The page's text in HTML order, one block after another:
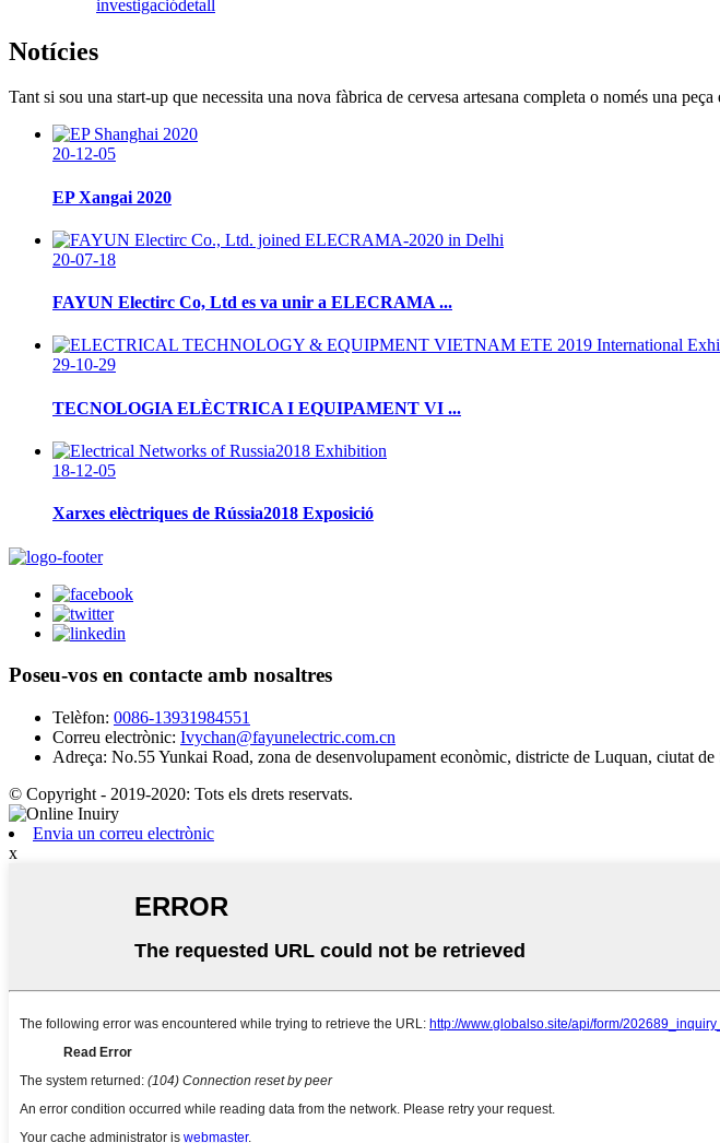
investigaciódetall
Notícies
Tant si sou una start-up que necessita una nova fàbrica de cervesa artesana completa o només una
20-12-05
EP Xangai 2020
20-07-18
FAYUN Electirc Co, Ltd es va unir a ELECRAMA ...
29-10-29
TECNOLOGIA ELÈCTRICA I EQUIPAMENT VI ...
18-12-05
Xarxes elèctriques de Rússia2018 Exposició
Poseu-vos en contacte amb nosaltres
Telèfon: 0086-13931984551
Correu electrònic: Ivychan@fayunelectric.com.cn
Adreça: No.55 Yunkai Road, zona de desenvolupament econòmic, districte de Luquan, ciutat
© Copyright - 2019-2020: Tots els drets reservats.
Envia un correu electrònic
x